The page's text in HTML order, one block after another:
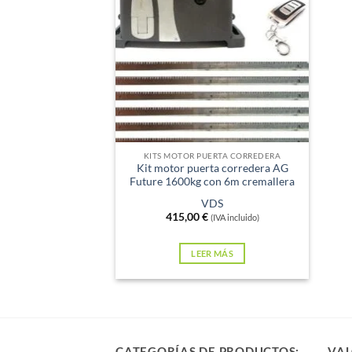
Sin existencias
KITS MOTOR PUERTA CORREDERA
Kit motor puerta corredera AG
Future 1600kg con 6m cremallera
VDS
415,00€ (IVA incluido)
LEER MÁS